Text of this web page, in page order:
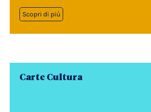
Scopri di più
Carte Cultura